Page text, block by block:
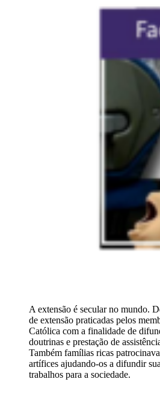
A extensão é secular no mundo.
de extensão praticadas pelos
Católica com a finalidade de
doutrinas e prestação de
Também famílias ricas
artífices ajudando-os a difundir
trabalhos para a sociedade.